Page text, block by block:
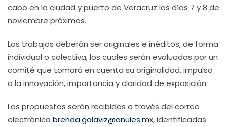
cabo en la ciudad y puerto de Veracruz los días 7 y 8 de
noviembre próximos.
Los trabajos deberán ser originales e inéditos, de forma
individual o colectiva, los cuales serán evaluados por un
comité que tomará en cuenta su originalidad, impulso
a la innovación, importancia y claridad de exposición.
Las propuestas serán recibidas a través del correo
electrónico brenda.galaviz@anuies.mx, identificadas